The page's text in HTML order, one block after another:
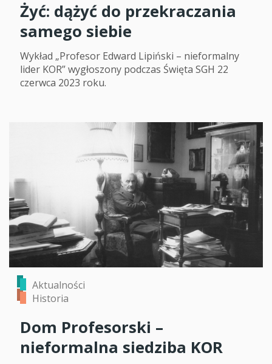
Żyć: dążyć do przekraczania
samego siebie
Wykład „Profesor Edward Lipiński – nieformalny
lider KOR” wygłoszony podczas Święta SGH 22
czerwca 2023 roku.
Aktualności
Historia
Dom Profesorski –
nieformalna siedziba KOR